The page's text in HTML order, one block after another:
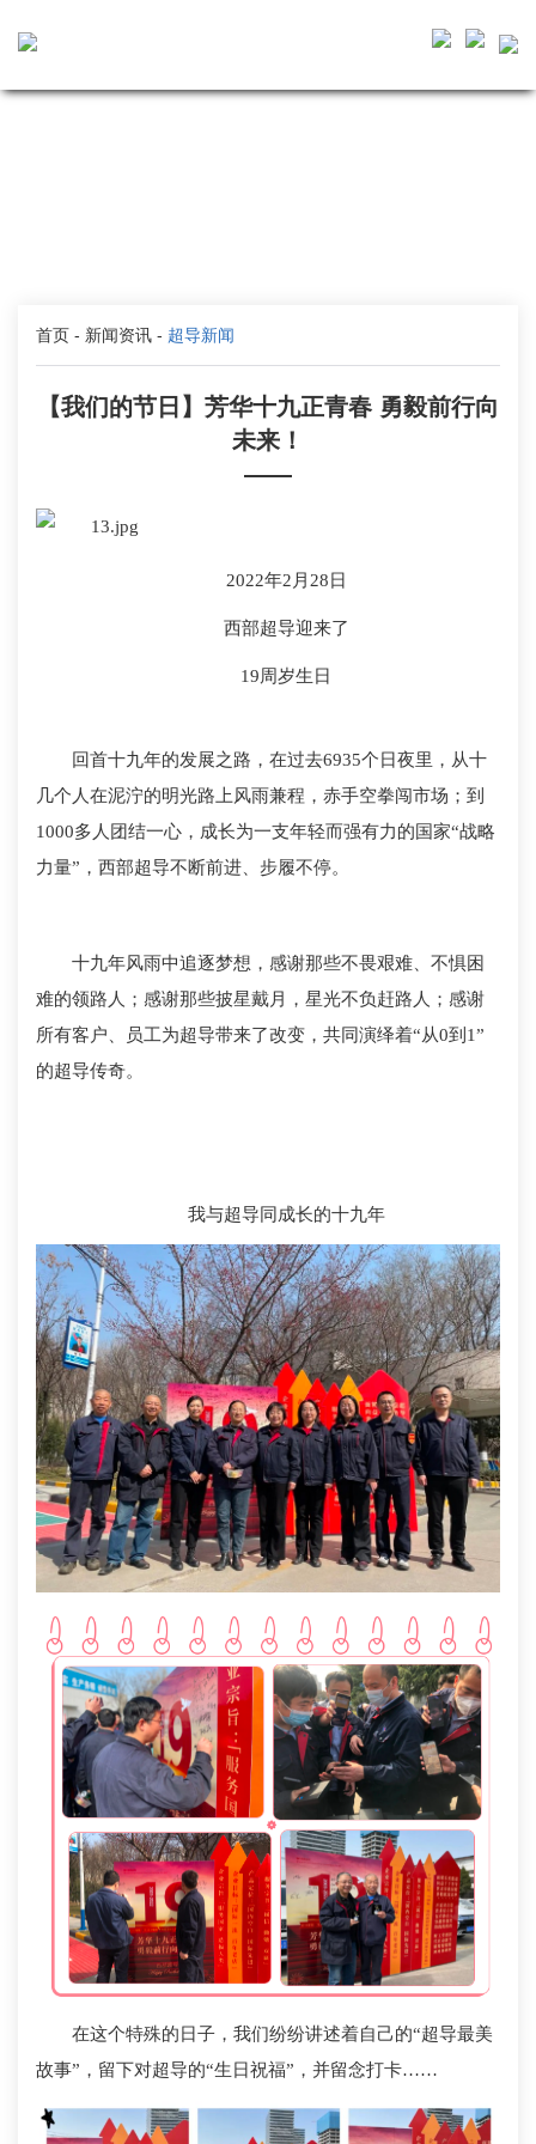
首页 - 新闻资讯 - 超导新闻
【我们的节日】芳华十九正青春 勇毅前行向
未来！
——
2022年2月28日
西部超导迎来了
19周岁生日
回首十九年的发展之路，在过去6935个日夜里，从十
几个人在泥泞的明光路上风雨兼程，赤手空拳闯市场；到
1000多人团结一心，成长为一支年轻而强有力的国家“战略
力量”，西部超导不断前进、步履不停。
十九年风雨中追逐梦想，感谢那些不畏艰难、不惧困
难的领路人；感谢那些披星戴月，星光不负赶路人；感谢
所有客户、员工为超导带来了改变，共同演绎着“从0到1”
的超导传奇。
我与超导同成长的十九年
在这个特殊的日子，我们纷纷讲述着自己的“超导最美
故事”，留下对超导的“生日祝福”，并留念打卡……